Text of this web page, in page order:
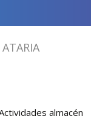
almacén